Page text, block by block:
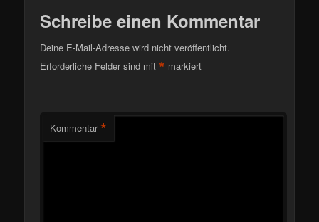
Schreibe einen Kommentar
Deine E-Mail-Adresse wird nicht veröffentlicht.
Erforderliche Felder sind mit* markiert
Kommentar *